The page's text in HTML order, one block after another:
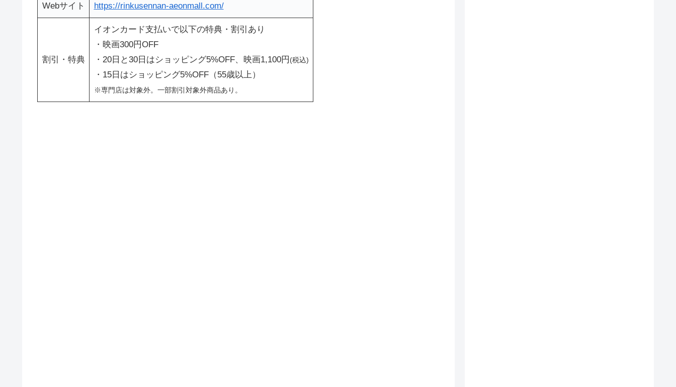
Webサイト https://rinkusennan-aeonmall.com/
割引・特典
イオンカード支払いで以下の特典・割引あり
・映画300円OFF
・20日と30日はショッピング5%OFF、映画1,100円 (税込)
・15日はショッピング5%OFF（55歳以上）
※専門店は対象外。一部割引対象外商品あり。